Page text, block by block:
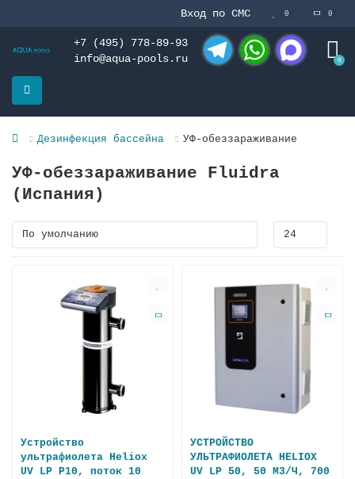
Вход по СМС 0 0
+7 (495) 778-89-93
info@aqua-pools.ru
0
Дезинфекция бассейна УФ-обеззараживание
УФ-обеззараживание Fluidra
(Испания)
Устройство
ультрафиолета Heliox
UV LP P10, поток 10
УСТРОЙСТВО
УЛЬТРАФИОЛЕТА HELIOX
UV LP 50, 50 М3/Ч, 700